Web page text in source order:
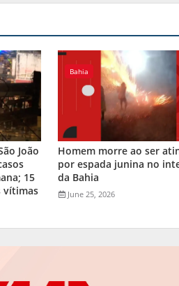
João
15
vítimas
Bahia
Homem morre ao ser
por espada junina no
da Bahia
June 25, 2026